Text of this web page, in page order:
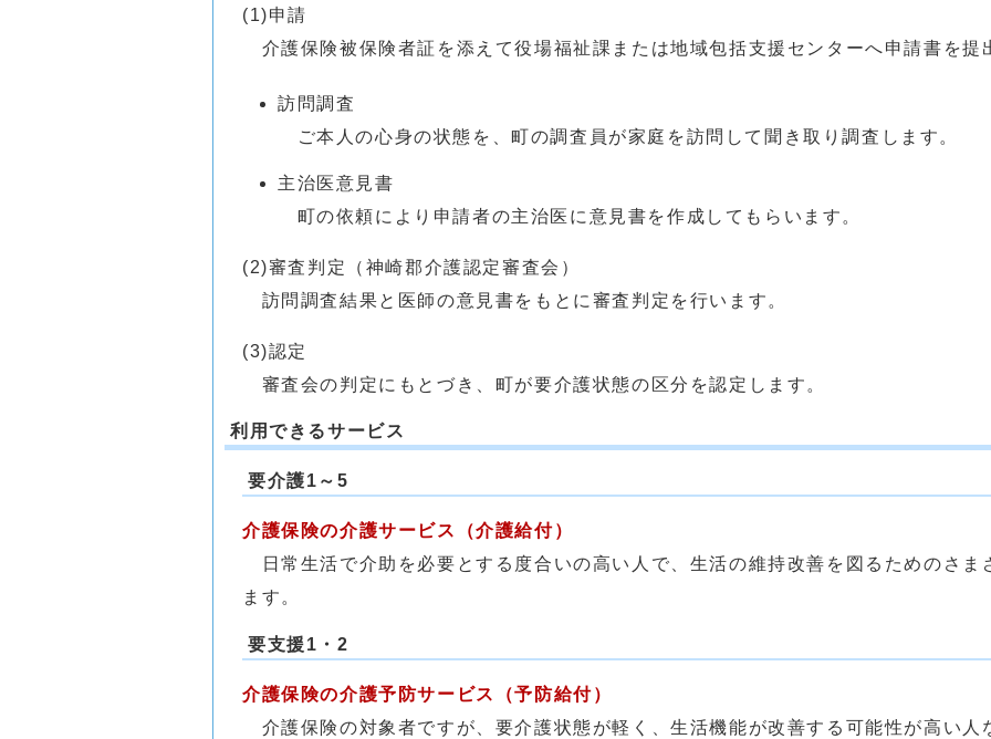
(1)申請
介護保険被保険者証を添えて役場福祉課または地域包括支援センターへ申請書を提
訪問調査
ご本人の心身の状態を、町の調査員が家庭を訪問して聞き取り調査します。
主治医意見書
町の依頼により申請者の主治医に意見書を作成してもらいます。
(2)審査判定（神崎郡介護認定審査会）
訪問調査結果と医師の意見書をもとに審査判定を行います。
(3)認定
審査会の判定にもとづき、町が要介護状態の区分を認定します。
利用できるサービス
要介護1～5
介護保険の介護サービス（介護給付）
日常生活で介助を必要とする度合いの高い人で、生活の維持改善を図るためのさま
ます。
要支援1・2
介護保険の介護予防サービス（予防給付）
介護保険の対象者ですが、要介護状態が軽く、生活機能が改善する可能性が高い人